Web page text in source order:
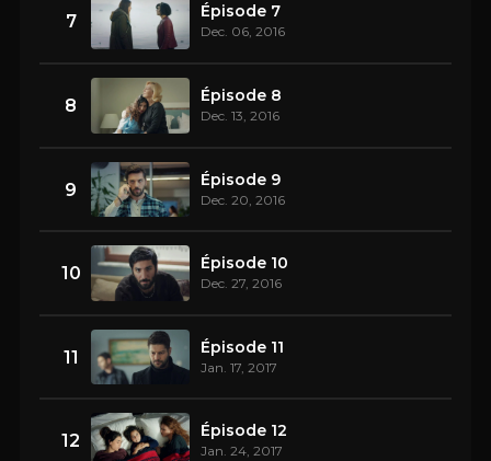
7 Épisode 7
Dec. 06, 2016
8 Épisode 8
Dec. 13, 2016
9 Épisode 9
Dec. 20, 2016
10 Épisode 10
Dec. 27, 2016
11 Épisode 11
Jan. 17, 2017
12 Épisode 12
Jan. 24, 2017